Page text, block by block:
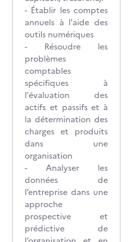
- Établir les comptes
annuels à l'aide des
outils numériques
- Résoudre les
problèmes
comptables
spécifiques à
l'évaluation des
actifs et passifs et à
la détermination des
charges et produits
dans une
organisation
- Analyser les
données de
l’entreprise dans une
approche
prospective et
prédictive de